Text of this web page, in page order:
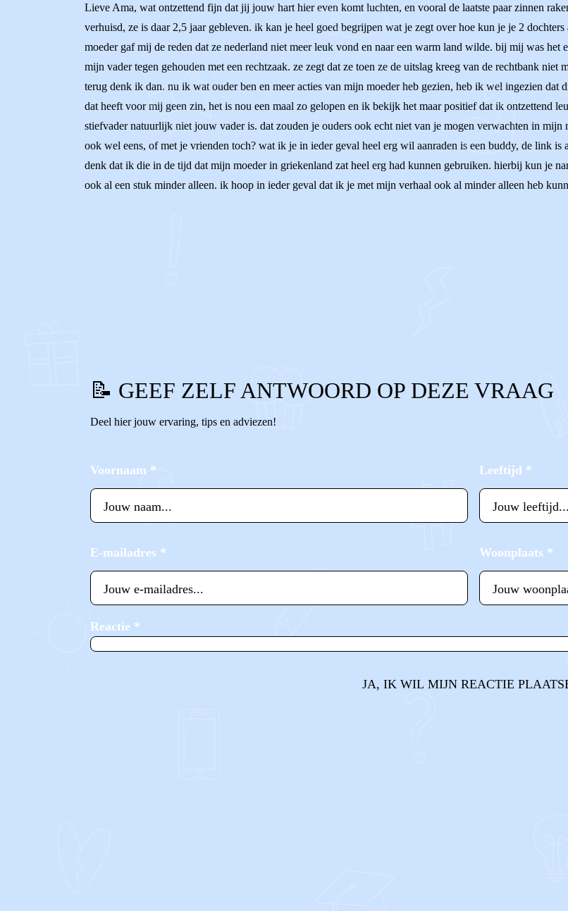
Lieve Ama, wat ontzettend fijn dat jij jouw hart hier even komt luchten, en vooral de laatste paar zinnen
verhuisd, ze is daar 2,5 jaar gebleven. ik kan je heel goed begrijpen wat je zegt over hoe kun je je 2
moeder gaf mij de reden dat ze nederland niet meer leuk vond en naar een warm land wilde. bij mij was
mijn vader tegen gehouden met een rechtzaak. ze zegt dat ze toen ze de uitslag kreeg van de rechtbank
terug denk ik dan. nu ik wat ouder ben en meer acties van mijn moeder heb gezien, heb ik wel ingezien
dat heeft voor mij geen zin, het is nou een maal zo gelopen en ik bekijk het maar positief dat ik ontzettend
stiefvader natuurlijk niet jouw vader is. dat zouden je ouders ook echt niet van je mogen verwachten in mijn
ook wel eens, of met je vrienden toch? wat ik je in ieder geval heel erg wil aanraden is een buddy, de link
denk dat ik die in de tijd dat mijn moeder in griekenland zat heel erg had kunnen gebruiken. hierbij kun je
ook al een stuk minder alleen. ik hoop in ieder geval dat ik je met mijn verhaal ook al minder alleen heb
📝 GEEF ZELF ANTWOORD OP DEZE VRAAG
Deel hier jouw ervaring, tips en adviezen!
Voornaam * Leeftijd *
E-mailadres * Woonplaats *
Reactie *
JA, IK WIL MIJN REACTIE